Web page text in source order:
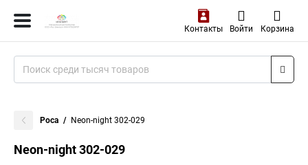
Контакты Войти Корзина
Роса Neon-night 302-029
Neon-night 302-029